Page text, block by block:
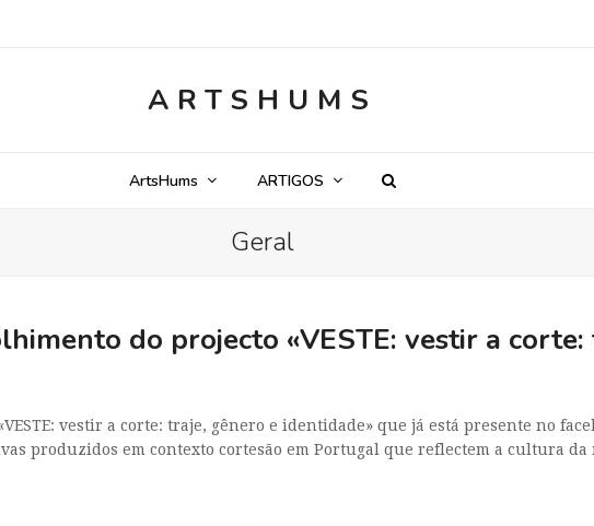
ARTSHUMS
ArtsHums ARTIGOS
Geral
do projecto «VESTE: vestir a
vestir a corte: traje, gênero e identidade» que já está presente no
produzidos em contexto cortesão em Portugal que reflectem a cultura